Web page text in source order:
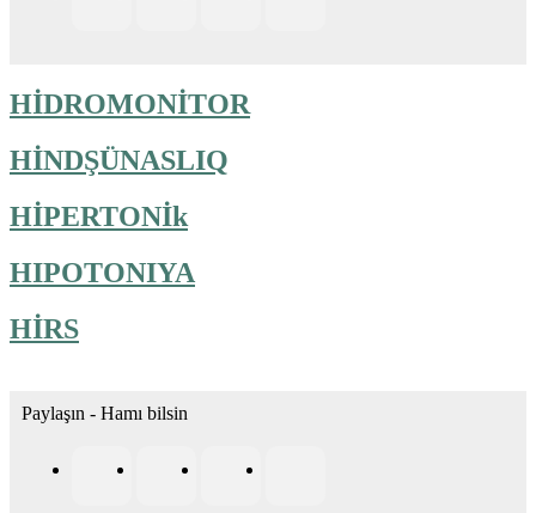
HİDROMONİTOR
HİNDŞÜNASLIQ
HİPERTONİk
HIPOTONIYA
HİRS
Paylaşın - Hamı bilsin